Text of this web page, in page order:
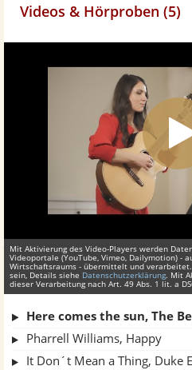
Videos & Hörproben (5)
Mit Aktivierung des Video-Players werden
Videoportale (YouTube, Vimeo, Dailymotion) -
Wirtschaftsraums - übermittelt und
sein, Details siehe Datenschutzerklärung. Mit
dieser Verarbeitung nach Art. 49 Abs. 1 lit. a
Here comes the sun, The
Pharrell Williams, Happy
It Don´t Mean a Thing, Duke